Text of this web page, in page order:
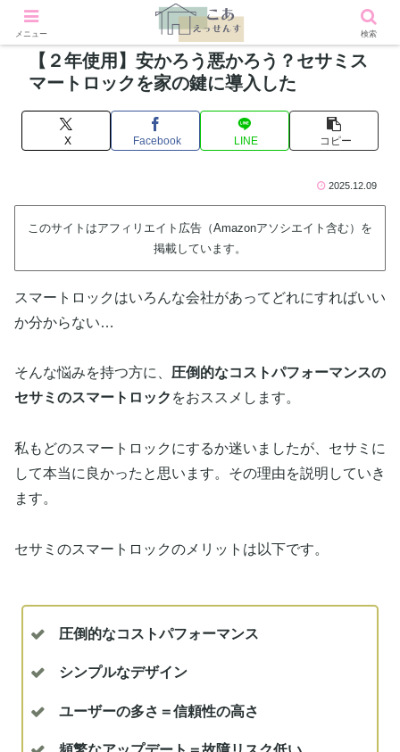
【２年使用】安かろう悪かろう？セサミス
マートロックを家の鍵に導入した
X Facebook LINE コピー
2025.12.09
このサイトはアフィリエイト広告（Amazonアソシエイト含む）を
掲載しています。
スマートロックはいろんな会社があってどれにすればいい
か分からない…
そんな悩みを持つ方に、 圧倒的なコストパフォーマンスの
セサミのスマートロック をおススメします。
私もどのスマートロックにするか迷いましたが、セサミに
して本当に良かったと思います。その理由を説明していき
ます。
セサミのスマートロックのメリットは以下です。
圧倒的なコストパフォーマンス
シンプルなデザイン
ユーザーの多さ＝信頼性の高さ
メニュー 検索